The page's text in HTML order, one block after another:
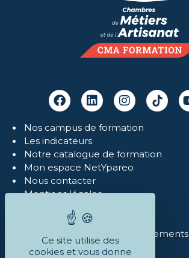
Nos campus de formation
Les indicateurs
Notre catalogue de formation
Mon espace NetYpareo
Nous contacter
Mentions légales
Réclamations
Conditions Générales et règlements
Ce site utilise des
cookies et vous donne